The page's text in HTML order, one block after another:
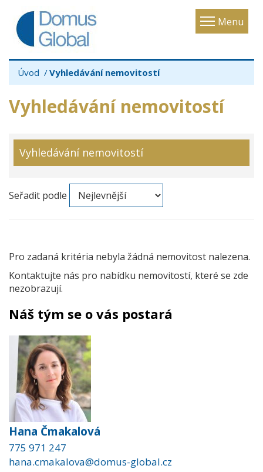
Menu
Toggle
Úvod Vyhledávání nemovitostí
Vyhledávání nemovitostí
Vyhledávání nemovitostí
Seřadit podle
Pro zadaná kritéria nebyla žádná nemovitost nalezena.
Kontaktujte nás pro nabídku nemovitostí, které se zde
nezobrazují.
Náš tým se o vás postará
Hana Čmakalová
775 971 247
hana.cmakalova@domus-global.cz